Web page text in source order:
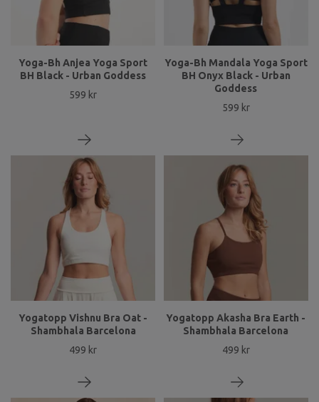
Yoga-Bh Anjea Yoga Sport
BH Black - Urban Goddess
599 kr
Yoga-Bh Mandala Yoga Sport
BH Onyx Black - Urban
Goddess
599 kr
Yogatopp Vishnu Bra Oat -
Shambhala Barcelona
499 kr
Yogatopp Akasha Bra Earth -
Shambhala Barcelona
499 kr